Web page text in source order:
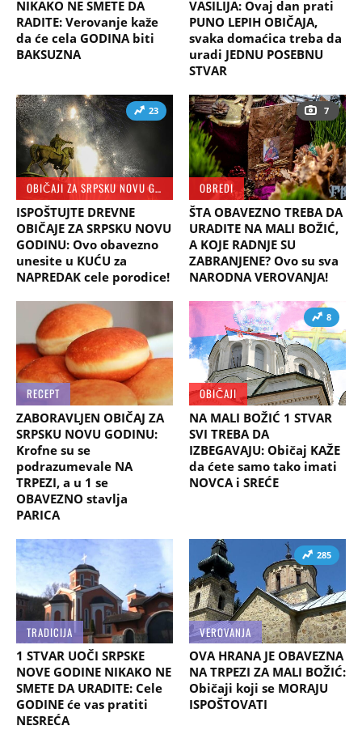
NIKAKO NE SMETE DA
RADITE: Verovanje kaže
da će cela GODINA biti
BAKSUZNA
VASILIJA: Ovaj dan prati
PUNO LEPIH OBIČAJA,
svaka domaćica treba da
uradi JEDNU POSEBNU
STVAR
23
OBIČAJI ZA SRPSKU NOVU GODINU
ISPOŠTUJTE DREVNE
OBIČAJE ZA SRPSKU NOVU
GODINU: Ovo obavezno
unesite u KUĆU za
NAPREDAK cele porodice!
7
OBREDI
ŠTA OBAVEZNO TREBA DA
URADITE NA MALI BOŽIĆ,
A KOJE RADNJE SU
ZABRANJENE? Ovo su sva
NARODNA VEROVANJA!
RECEPT
ZABORAVLJEN OBIČAJ ZA
SRPSKU NOVU GODINU:
Krofne su se
podrazumevale NA
TRPEZI, a u 1 se
OBAVEZNO stavlja
PARICA
8
OBIČAJI
NA MALI BOŽIĆ 1 STVAR
SVI TREBA DA
IZBEGAVAJU: Običaj KAŽE
da ćete samo tako imati
NOVCA i SREĆE
TRADICIJA
1 STVAR UOČI SRPSKE
NOVE GODINE NIKAKO NE
SMETE DA URADITE: Cele
GODINE će vas pratiti
NESREĆA
285
VEROVANJA
OVA HRANA JE OBAVEZNA
NA TRPEZI ZA MALI BOŽIĆ:
Običaji koji se MORAJU
ISPOŠTOVATI